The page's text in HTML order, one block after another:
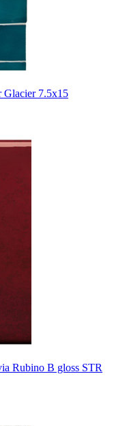
Glacier 7.5х15
Rubino B gloss STR